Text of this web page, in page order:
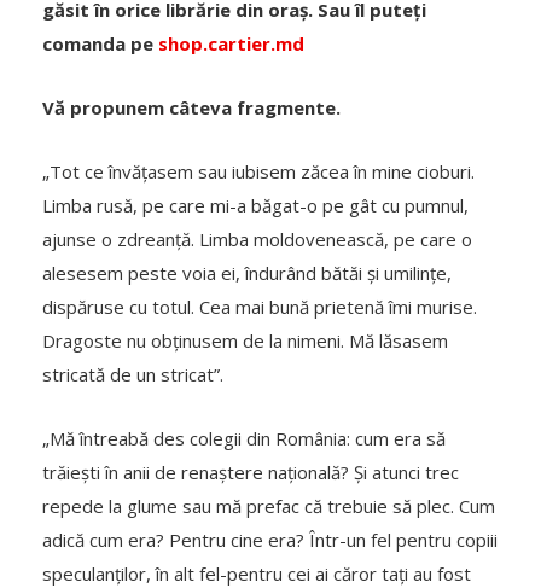
găsit în orice librărie din oraș. Sau îl puteți
comanda pe shop.cartier.md
Vă propunem câteva fragmente.
„Tot ce învățasem sau iubisem zăcea în mine cioburi.
Limba rusă, pe care mi-a băgat-o pe gât cu pumnul,
ajunse o zdreanță. Limba moldovenească, pe care o
alesesem peste voia ei, îndurând bătăi și umilințe,
dispăruse cu totul. Cea mai bună prietenă îmi murise.
Dragoste nu obținusem de la nimeni. Mă lăsasem
stricată de un stricat”.
„Mă întreabă des colegii din România: cum era să
trăiești în anii de renaștere națională? Și atunci trec
repede la glume sau mă prefac că trebuie să plec. Cum
adică cum era? Pentru cine era? Într-un fel pentru copiii
speculanților, în alt fel-pentru cei ai căror tați au fost